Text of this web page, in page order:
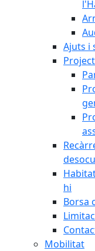
Ajuts i
hi
Borsa
Mobilitat